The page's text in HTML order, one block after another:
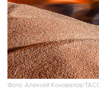
Фото: Алексей Коновалов/